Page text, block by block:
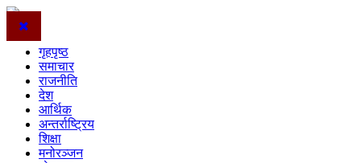
गृहपृष्ठ
समाचार
राजनीति
देश
आर्थिक
अन्तर्राष्ट्रिय
शिक्षा
मनोरञ्जन